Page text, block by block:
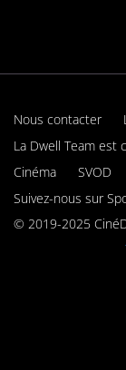
Nous contacter
La Dwell Team est
Cinéma
SVOD
Suivez-nous sur
© 2019-2025